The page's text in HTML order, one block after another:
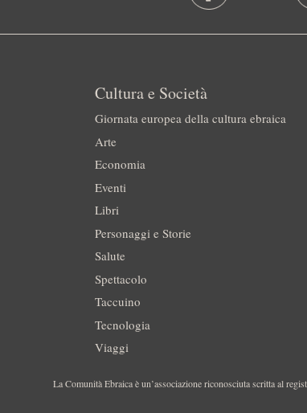
Cultura e Società
Giornata europea della cultura ebraica
Arte
Economia
Eventi
Libri
Personaggi e Storie
Salute
Spettacolo
Taccuino
Tecnologia
Viaggi
La Comunità Ebraica è un’associazione riconosciuta scritta al